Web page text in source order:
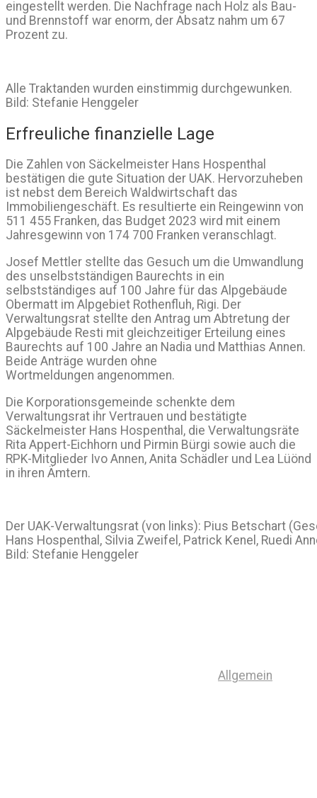
eingestellt werden. Die Nachfrage nach Holz als Bau-
und Brennstoff war enorm, der Absatz nahm um 67
Prozent zu.
Alle Traktanden wurden einstimmig durchgewunken.
Bild: Stefanie Henggeler
Erfreuliche finanzielle Lage
Die Zahlen von Säckelmeister Hans Hospenthal
bestätigen die gute Situation der UAK. Hervorzuheben
ist nebst dem Bereich Waldwirtschaft das
Immobiliengeschäft. Es resultierte ein Reingewinn von
511 455 Franken, das Budget 2023 wird mit einem
Jahresgewinn von 174 700 Franken veranschlagt.
Josef Mettler stellte das Gesuch um die Umwandlung
des unselbstständigen Baurechts in ein
selbstständiges auf 100 Jahre für das Alpgebäude
Obermatt im Alpgebiet Rothenfluh, Rigi. Der
Verwaltungsrat stellte den Antrag um Abtretung der
Alpgebäude Resti mit gleichzeitiger Erteilung eines
Baurechts auf 100 Jahre an Nadia und Matthias Annen.
Beide Anträge wurden ohne
Wortmeldungen angenommen.
Die Korporationsgemeinde schenkte dem
Verwaltungsrat ihr Vertrauen und bestätigte
Säckelmeister Hans Hospenthal, die Verwaltungsräte
Rita Appert-Eichhorn und Pirmin Bürgi sowie auch die
RPK-Mitglieder Ivo Annen, Anita Schädler und Lea Lüönd
in ihren Ämtern.
Der UAK-Verwaltungsrat (von links): Pius Betschart
Hans Hospenthal, Silvia Zweifel, Patrick Kenel, Ruedi
Bild: Stefanie Henggeler
Allgemein